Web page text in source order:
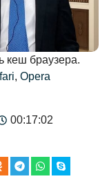
кеш браузера.
, Opera
00:17:02